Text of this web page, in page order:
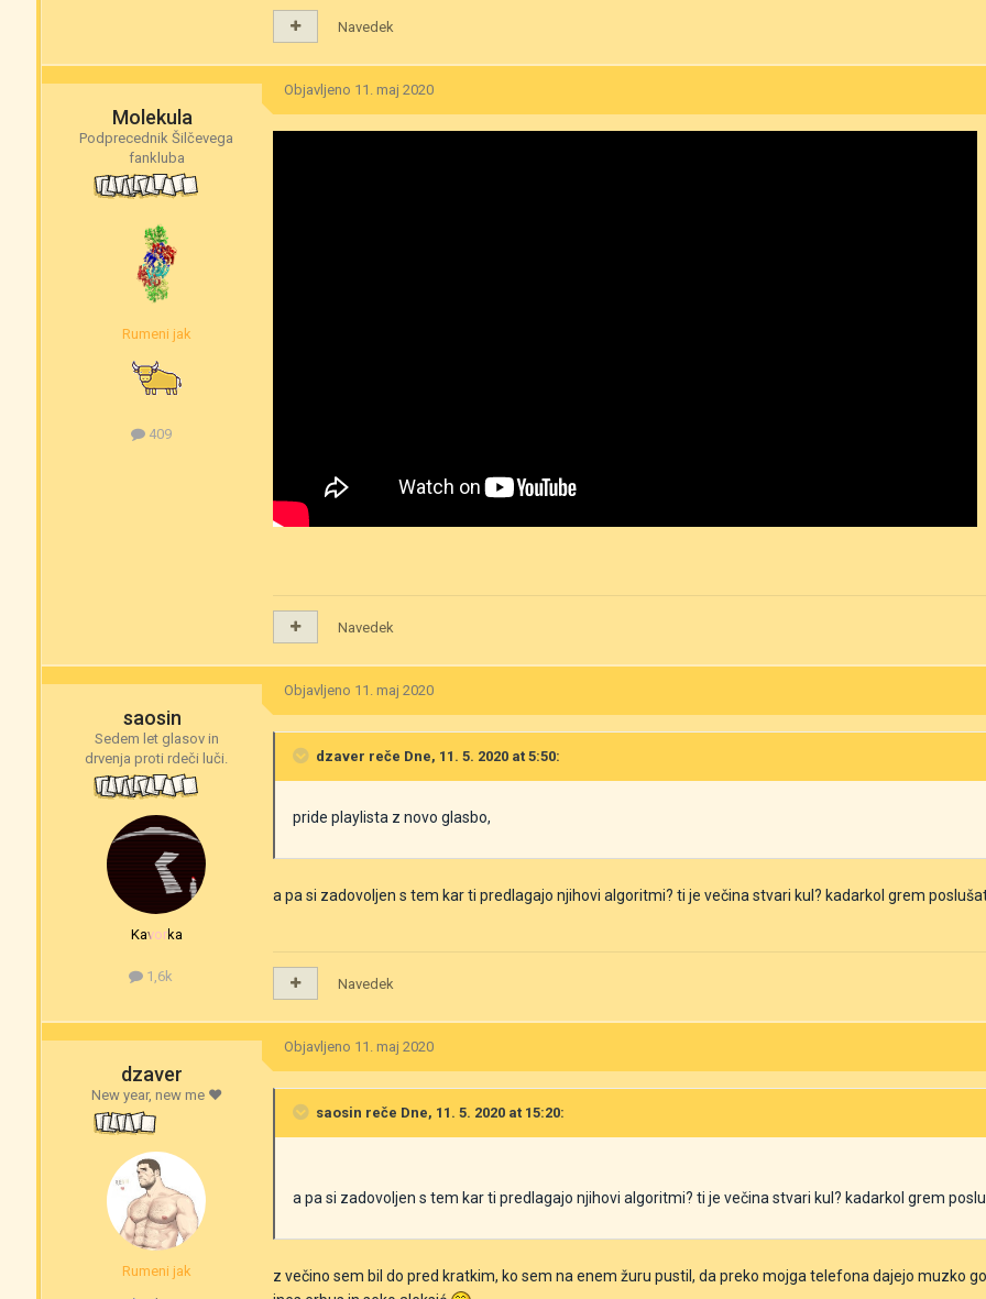
Navedek
Molekula
Podprecednik Šilčevega
fankluba
Rumeni jak
409
Objavljeno 11. maj 2020
Navedek
saosin
Sedem let glasov in
drvenja proti rdeči luči.
Kavorka
1,6k
Objavljeno 11. maj 2020
dzaver reče Dne, 11. 5. 2020 at 5:50:
pride playlista z novo glasbo,
a pa si zadovoljen s tem kar ti predlagajo njihovi algoritmi? ti je večina stvari kul? kadarkol grem
Navedek
dzaver
New year, new me ❤️
Rumeni jak
Objavljeno 11. maj 2020
saosin reče Dne, 11. 5. 2020 at 15:20:
a pa si zadovoljen s tem kar ti predlagajo njihovi algoritmi? ti je večina stvari kul? kadarkol grem
z večino sem bil do pred kratkim, ko sem na enem žuru pustil, da preko mojga telefona dajejo muzko